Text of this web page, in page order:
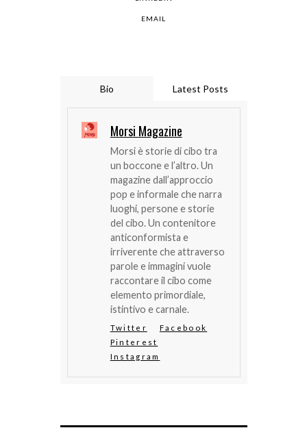
EMAIL
Bio Latest Posts
Morsi Magazine
Morsi è storie di cibo tra
un boccone e l’altro. Un
magazine dall’approccio
pop e informale che narra
luoghi, persone e storie
del cibo. Un contenitore
anticonformista e
irriverente che attraverso
parole e immagini vuole
raccontare il cibo come
elemento primordiale,
istintivo e carnale.
Twitter
Facebook
Pinterest
Instagram